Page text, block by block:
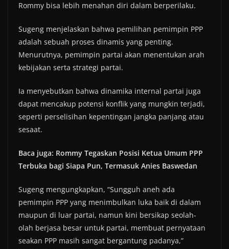
Rommy bisa lebih menahan diri dalam berperilaku.
Sugeng menjelaskan bahwa pemilihan pemimpin PPP
adalah sebuah proses dinamis yang penting.
Menurutnya, pemimpin partai akan menentukan arah
kebijakan serta strategi partai.
Ia menyebutkan bahwa dinamika internal partai juga
dapat mencakup potensi konflik yang mungkin terjadi,
seperti perselisihan kepentingan jangka panjang atau
sesaat.
Baca juga: Rommy Tegaskan Posisi Ketua Umum PPP
Terbuka bagi Siapa Pun, Termasuk Anies Baswedan
Sugeng mengungkapkan, “Sungguh aneh ada
pemimpin PPP yang menimbulkan luka baik di dalam
maupun di luar partai, namun kini bersikap seolah-
olah berjasa besar untuk partai, membuat pernyataan
seakan PPP masih sangat bergantung padanya,”